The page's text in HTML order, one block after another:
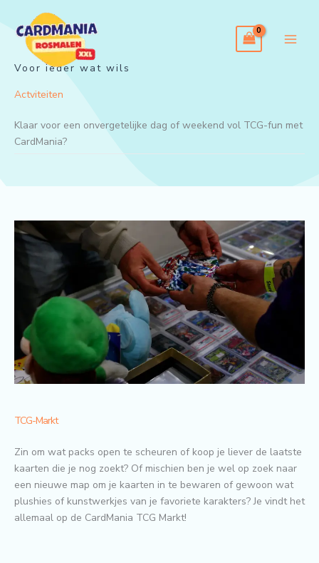
naar
Voor ieder wat wils
Actviteiten
Klaar voor een onvergetelijke dag of weekend vol TCG-fun met
CardMania?
TCG-Markt
Zin om wat packs open te scheuren of koop je liever de laatste
kaarten die je nog zoekt? Of mischien ben je wel op zoek naar
een nieuwe map om je kaarten in te bewaren of gewoon wat
plushies of kunstwerkjes van je favoriete karakters? Je vindt het
allemaal op de CardMania TCG Markt!